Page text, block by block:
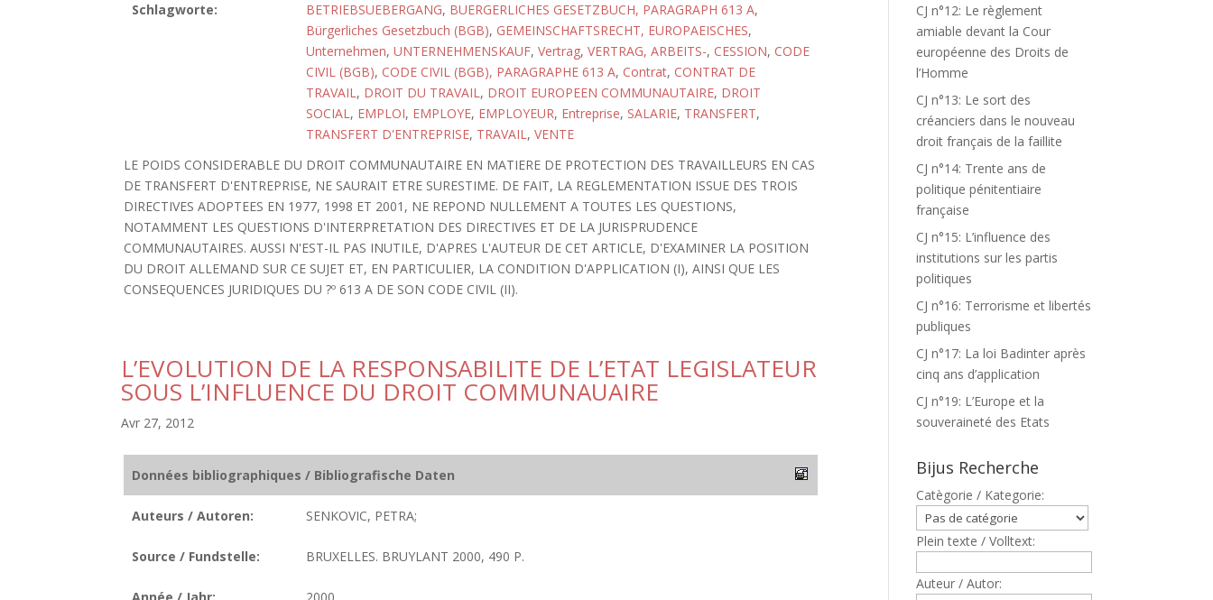
Schlagworte:
BETRIEBSUEBERGANG, BUERGERLICHES GESETZBUCH, PARAGRAPH 613 A,
Bürgerliches Gesetzbuch (BGB), GEMEINSCHAFTSRECHT, EUROPAEISCHES,
Unternehmen, UNTERNEHMENSKAUF, Vertrag, VERTRAG, ARBEITS-, CESSION, CODE
CIVIL (BGB), CODE CIVIL (BGB), PARAGRAPHE 613 A, Contrat, CONTRAT DE
TRAVAIL, DROIT DU TRAVAIL, DROIT EUROPEEN COMMUNAUTAIRE, DROIT
SOCIAL, EMPLOI, EMPLOYE, EMPLOYEUR, Entreprise, SALARIE, TRANSFERT,
TRANSFERT D'ENTREPRISE, TRAVAIL, VENTE
LE POIDS CONSIDERABLE DU DROIT COMMUNAUTAIRE EN MATIERE DE PROTECTION DES TRAVAILLEURS EN CAS
DE TRANSFERT D'ENTREPRISE, NE SAURAIT ETRE SURESTIME. DE FAIT, LA REGLEMENTATION ISSUE DES TROIS
DIRECTIVES ADOPTEES EN 1977, 1998 ET 2001, NE REPOND NULLEMENT A TOUTES LES QUESTIONS,
NOTAMMENT LES QUESTIONS D'INTERPRETATION DES DIRECTIVES ET DE LA JURISPRUDENCE
COMMUNAUTAIRES. AUSSI N'EST-IL PAS INUTILE, D'APRES L'AUTEUR DE CET ARTICLE, D'EXAMINER LA POSITION
DU DROIT ALLEMAND SUR CE SUJET ET, EN PARTICULIER, LA CONDITION D'APPLICATION (I), AINSI QUE LES
CONSEQUENCES JURIDIQUES DU ?º 613 A DE SON CODE CIVIL (II).
L’EVOLUTION DE LA RESPONSABILITE DE L’ETAT LEGISLATEUR
SOUS L’INFLUENCE DU DROIT COMMUNAUAIRE
Avr 27, 2012
Données bibliographiques / Bibliografische Daten
Auteurs / Autoren: SENKOVIC, PETRA;
Source / Fundstelle: BRUXELLES. BRUYLANT 2000, 490 P.
CJ n°12: Le règlement
amiable devant la Cour
européenne des Droits de
l’Homme
CJ n°13: Le sort des
créanciers dans le nouveau
droit français de la faillite
CJ n°14: Trente ans de
politique pénitentiaire
française
CJ n°15: L’influence des
institutions sur les partis
politiques
CJ n°16: Terrorisme et libertés
publiques
CJ n°17: La loi Badinter après
cinq ans d’application
CJ n°19: L’Europe et la
souveraineté des Etats
Bijus Recherche
Catègorie / Kategorie:
Plein texte / Volltext:
Auteur / Autor: